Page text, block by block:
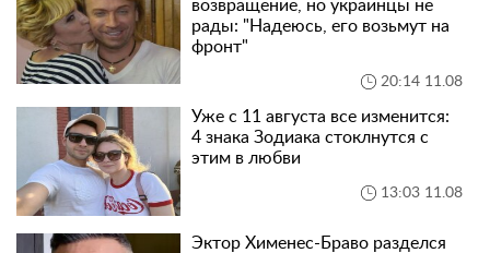
возвращение, но украинцы не
рады: "Надеюсь, его возьмут на
фронт"
20:14 11.08
Уже с 11 августа все изменится:
4 знака Зодиака стоклнутся с
этим в любви
13:03 11.08
Эктор Хименес-Браво разделся